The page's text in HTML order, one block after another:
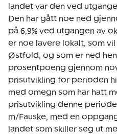
landet var den ved
Den har gått noe ned
på 6,9% ved utgangen av
er noe lavere lokalt, som vil
Østfold, og som er ned
prosentpoeng gjennom
prisutvikling for perioden
med omegn som har hatt
prisutvikling denne
m/Fauske, med en
landet som skiller seg ut